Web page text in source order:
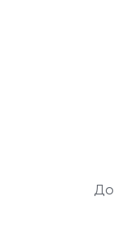
УСЛУГИ ДЛЯ